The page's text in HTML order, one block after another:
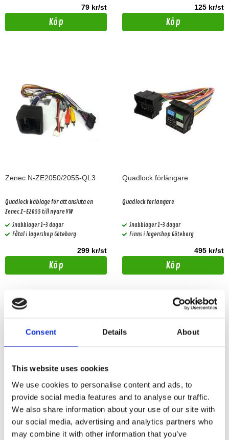
Consent Details About
This website uses cookies
We use cookies to personalise content and ads, to
provide social media features and to analyse our traffic.
We also share information about your use of our site with
our social media, advertising and analytics partners who
may combine it with other information that you’ve
79 kr/st
Köp
125 kr/st
Köp
Zenec N-ZE2050/2055-QL3
Quadlock kablage för att ansluta en
Zenec Z-E2055 till nyare VW
Snabblager 1-3 dagar
Fåtal i lagershop Göteborg
299 kr/st
Köp
Quadlock förlängare
Quadlock förlängare
Snabblager 1-3 dagar
Finns i lagershop Göteborg
495 kr/st
Köp
ISO Chrysler, Dodge, Jeep